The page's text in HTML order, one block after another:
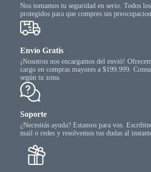
Nos tomamos tu seguridad en serio. Todos
protegidos para que compres sin
Envío Gratis
¡Nosotros nos encargamos del envió!
cargo en compras mayores a $199.999.
según tu zona.
Soporte
¿Necesitás ayuda? Estamos para vos.
mail o redes y resolvemos tus dudas al